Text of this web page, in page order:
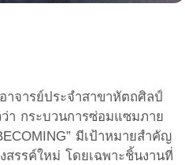
อาจารย์ประจำสาขาหัตถศิลป์
า กระบวนการซ่อมแซมภาย
มีเป้าหมายสำคัญ
สรรค์ใหม่ โดยเฉพาะชิ้นงานที่